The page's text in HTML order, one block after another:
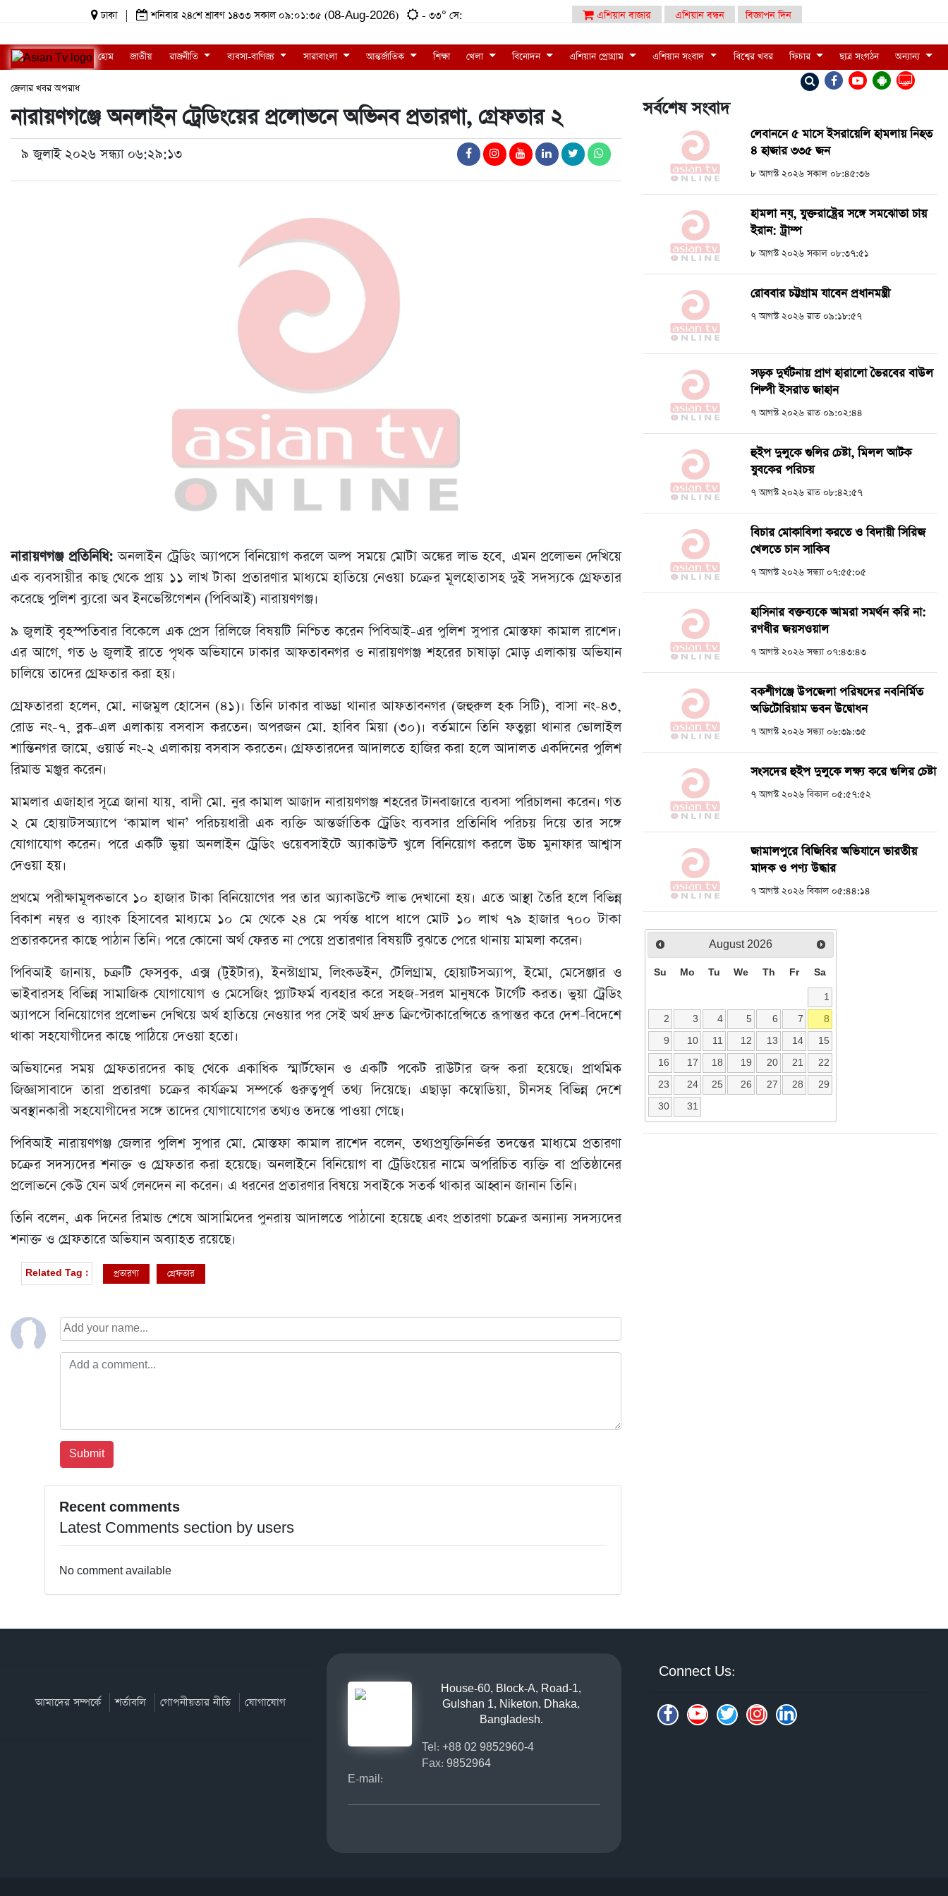
ঢাকা শনিবার ২৪শে শ্রাবণ ১৪৩৩ সকাল ০৯:০১:৩৫ (08-Aug-2026) - ৩৩° সে: এশিয়ান বাজার এশিয়ান বন্ধন বিজ্ঞাপন দিন
LIVE
হোম জাতীয় রাজনীতি ব্যবসা-বাণিজ্য সারাবাংলা আন্তর্জাতিক শিক্ষা খেলা বিনোদন এশিয়ান প্রোগ্রাম এশিয়ান সংবাদ বিশ্বের খবর ফিচার ছাত্র সংগঠন অন্যান্য
জেলার খবর অপরাধ
নারায়ণগঞ্জে অনলাইন ট্রেডিংয়ের প্রলোভনে অভিনব প্রতারণা, গ্রেফতার ২
৯ জুলাই ২০২৬ সন্ধ্যা ০৬:২৯:১৩
নারায়ণগঞ্জ প্রতিনিধি:অনলাইন ট্রেডিং অ্যাপসে বিনিয়োগ করলে অল্প সময়ে মোটা অঙ্কের লাভ হবে, এমন প্রলোভন দেখিয়ে
এক ব্যবসায়ীর কাছ থেকে প্রায় ১১ লাখ টাকা প্রতারণার মাধ্যমে হাতিয়ে নেওয়া চক্রের মূলহোতাসহ দুই সদস্যকে গ্রেফতার
করেছে পুলিশ ব্যুরো অব ইনভেস্টিগেশন (পিবিআই) নারায়ণগঞ্জ।
৯ জুলাই বৃহস্পতিবার বিকেলে এক প্রেস রিলিজে বিষয়টি নিশ্চিত করেন পিবিআই-এর পুলিশ সুপার মোস্তফা কামাল রাশেদ।
এর আগে, গত ৬ জুলাই রাতে পৃথক অভিযানে ঢাকার আফতাবনগর ও নারায়ণগঞ্জ শহরের চাষাড়া মোড় এলাকায় অভিযান
চালিয়ে তাদের গ্রেফতার করা হয়।
গ্রেফতাররা হলেন, মো. নাজমুল হোসেন (৪১)। তিনি ঢাকার বাড্ডা থানার আফতাবনগর (জহুরুল হক সিটি), বাসা নং-৪৩,
রোড নং-৭, ব্লক-এল এলাকায় বসবাস করতেন। অপরজন মো. হাবিব মিয়া (৩০)। বর্তমানে তিনি ফতুল্লা থানার ভোলাইল
শান্তিনগর জামে, ওয়ার্ড নং-২ এলাকায় বসবাস করতেন। গ্রেফতারদের আদালতে হাজির করা হলে আদালত একদিনের পুলিশ
রিমান্ড মঞ্জুর করেন।
মামলার এজাহার সূত্রে জানা যায়, বাদী মো. নুর কামাল আজাদ নারায়ণগঞ্জ শহরের টানবাজারে ব্যবসা পরিচালনা করেন। গত
২ মে হোয়াটসঅ্যাপে ‘কামাল খান’ পরিচয়ধারী এক ব্যক্তি আন্তর্জাতিক ট্রেডিং ব্যবসার প্রতিনিধি পরিচয় দিয়ে তার সঙ্গে
যোগাযোগ করেন। পরে একটি ভুয়া অনলাইন ট্রেডিং ওয়েবসাইটে অ্যাকাউন্ট খুলে বিনিয়োগ করলে উচ্চ মুনাফার আশ্বাস
দেওয়া হয়।
প্রথমে পরীক্ষামূলকভাবে ১০ হাজার টাকা বিনিয়োগের পর তার অ্যাকাউন্টে লাভ দেখানো হয়। এতে আস্থা তৈরি হলে বিভিন্ন
বিকাশ নম্বর ও ব্যাংক হিসাবের মাধ্যমে ১০ মে থেকে ২৪ মে পর্যন্ত ধাপে ধাপে মোট ১০ লাখ ৭৯ হাজার ৭০০ টাকা
প্রতারকদের কাছে পাঠান তিনি। পরে কোনো অর্থ ফেরত না পেয়ে প্রতারণার বিষয়টি বুঝতে পেরে থানায় মামলা করেন।
পিবিআই জানায়, চক্রটি ফেসবুক, এক্স (টুইটার), ইনস্টাগ্রাম, লিংকডইন, টেলিগ্রাম, হোয়াটসঅ্যাপ, ইমো, মেসেঞ্জার ও
ভাইবারসহ বিভিন্ন সামাজিক যোগাযোগ ও মেসেজিং প্ল্যাটফর্ম ব্যবহার করে সহজ-সরল মানুষকে টার্গেট করত। ভুয়া ট্রেডিং
অ্যাপসে বিনিয়োগের প্রলোভন দেখিয়ে অর্থ হাতিয়ে নেওয়ার পর সেই অর্থ দ্রুত ক্রিপ্টোকারেন্সিতে রূপান্তর করে দেশ-বিদেশে
থাকা সহযোগীদের কাছে পাঠিয়ে দেওয়া হতো।
অভিযানের সময় গ্রেফতারদের কাছ থেকে একাধিক স্মার্টফোন ও একটি পকেট রাউটার জব্দ করা হয়েছে। প্রাথমিক
জিজ্ঞাসাবাদে তারা প্রতারণা চক্রের কার্যক্রম সম্পর্কে গুরুত্বপূর্ণ তথ্য দিয়েছে। এছাড়া কম্বোডিয়া, চীনসহ বিভিন্ন দেশে
অবস্থানকারী সহযোগীদের সঙ্গে তাদের যোগাযোগের তথ্যও তদন্তে পাওয়া গেছে।
পিবিআই নারায়ণগঞ্জ জেলার পুলিশ সুপার মো. মোস্তফা কামাল রাশেদ বলেন, তথ্যপ্রযুক্তিনির্ভর তদন্তের মাধ্যমে প্রতারণা
চক্রের সদস্যদের শনাক্ত ও গ্রেফতার করা হয়েছে। অনলাইনে বিনিয়োগ বা ট্রেডিংয়ের নামে অপরিচিত ব্যক্তি বা প্রতিষ্ঠানের
প্রলোভনে কেউ যেন অর্থ লেনদেন না করেন। এ ধরনের প্রতারণার বিষয়ে সবাইকে সতর্ক থাকার আহ্বান জানান তিনি।
তিনি বলেন, এক দিনের রিমান্ড শেষে আসামিদের পুনরায় আদালতে পাঠানো হয়েছে এবং প্রতারণা চক্রের অন্যান্য সদস্যদের
শনাক্ত ও গ্রেফতারে অভিযান অব্যাহত রয়েছে।
Related Tag : প্রতারণা গ্রেফতার
Recent comments
Latest Comments section by users
No comment available
সর্বশেষ সংবাদ
লেবাননে ৫ মাসে ইসরায়েলি হামলায় নিহত
৪ হাজার ৩৩৫ জন
৮ আগস্ট ২০২৬ সকাল ০৮:৪৫:৩৬
হামলা নয়, যুক্তরাষ্ট্রের সঙ্গে সমঝোতা চায়
ইরান: ট্রাম্প
৮ আগস্ট ২০২৬ সকাল ০৮:৩৭:৫১
রোববার চট্টগ্রাম যাবেন প্রধানমন্ত্রী
৭ আগস্ট ২০২৬ রাত ০৯:১৮:৫৭
সড়ক দুর্ঘটনায় প্রাণ হারালো ভৈরবের বাউল
শিল্পী ইসরাত জাহান
৭ আগস্ট ২০২৬ রাত ০৯:০২:৪৪
হুইপ দুলুকে গুলির চেষ্টা, ‍মিলল আটক
যুবকের পরিচয়
৭ আগস্ট ২০২৬ রাত ০৮:৪২:৫৭
বিচার মোকাবিলা করতে ও বিদায়ী সিরিজ
খেলতে চান সাকিব
৭ আগস্ট ২০২৬ সন্ধ্যা ০৭:৫৫:০৫
হাসিনার বক্তব্যকে আমরা সমর্থন করি না:
রণধীর জয়সওয়াল
৭ আগস্ট ২০২৬ সন্ধ্যা ০৭:৪৩:৪৩
বকশীগঞ্জে উপজেলা পরিষদের নবনির্মিত
অডিটোরিয়াম ভবন উদ্বোধন
৭ আগস্ট ২০২৬ সন্ধ্যা ০৬:৩৯:৩৫
সংসদের হুইপ দুলুকে লক্ষ্য করে গুলির চেষ্টা
৭ আগস্ট ২০২৬ বিকাল ০৫:৫৭:৫২
জামালপুরে বিজিবির অভিযানে ভারতীয়
মাদক ও পণ্য উদ্ধার
৭ আগস্ট ২০২৬ বিকাল ০৫:৪৪:১৪
August 2026
Su Mo Tu We Th Fr Sa
1
2
3 4 5 6 7
8
9
10 11 12 13 14
15
16
17 18 19 20 21
22
23
24 25 26 27 28
29
30
31
আমাদের সম্পর্কে শর্তাবলি গোপনীয়তার নীতি যোগাযোগ
House-60, Block-A, Road-1,
Gulshan 1, Niketon, Dhaka,
Bangladesh.
Tel: +88 02 9852960-4
Fax: 9852964
E-mail:
Connect Us: